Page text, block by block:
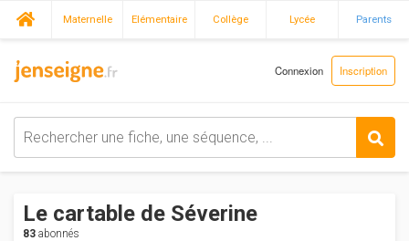
Maternelle Elémentaire Collège Lycée Parents
Connexion Inscription
Le cartable de Séverine
83 abonnés